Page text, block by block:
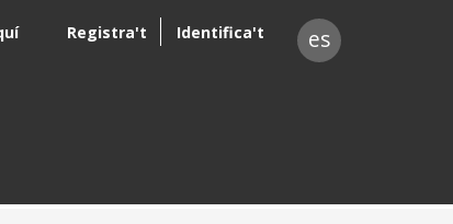
Registra't Identifica't es